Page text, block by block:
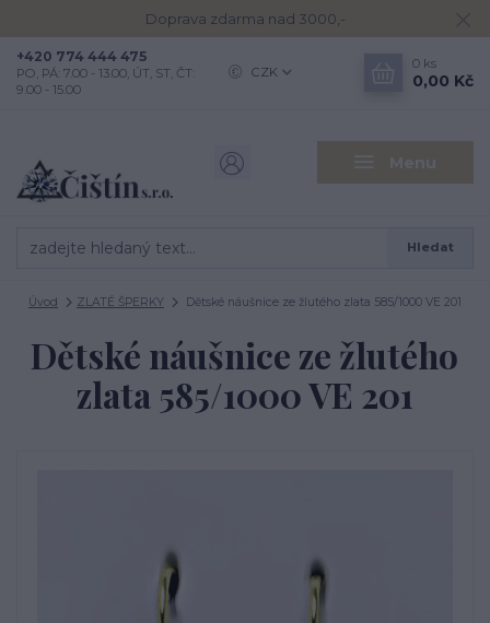
Doprava zdarma nad 3000,-
Menu
CZK
Hledat
+420 774 444 475
PO, PÁ: 7.00 - 13.00, ÚT, ST, ČT:
9.00 - 15.00
0 ks
0,00 Kč
Úvod ZLATÉ ŠPERKY Dětské náušnice ze žlutého zlata 585/1000 VE 201
Dětské náušnice ze žlutého
zlata 585/1000 VE 201